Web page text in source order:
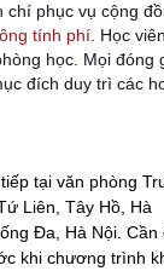
chí phục vụ cộng
tính phí . Học
học. Mọi đóng
đích duy trì các
tại văn phòng
Liên, Tây Hồ, Hà
Đa, Hà Nội. Cần
khi chương trình